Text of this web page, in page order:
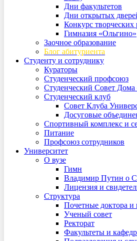
Дни факультетов
Дни открытых
Конкурс творческих
Гимназия «Ольгино»
Заочное образование
Блог абитуриента
Студенту и сотруднику
Кураторы
Студенческий профсоюз
Студенческий Совет Дома
Студенческий клуб
Совет Клуба
Досуговые
Спортивный комплекс и
Питание
Профсоюз сотрудников
Университет
О вузе
Гимн
Владимир Путин о
Лицензия и
Структура
Почетные доктора и
Ученый совет
Ректорат
Факультеты и